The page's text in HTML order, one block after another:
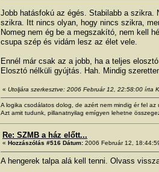
Jobb hatásfokú az égés. Stabilabb a szikra.
szikra. Itt nincs olyan, hogy nincs szikra,
Nomeg nem ég be a megszakító, nem kell
csupa szép és vidám lesz az élet vele.
Ennél már csak az a jobb, ha a teljes
Elosztó nélküli gyújtás. Hah. Mindig
« Utoljára szerkesztve: 2006 Február 12, 22:58:00 írta
A logika csodálatos dolog, de azért nem mindig ér fel
Azt amit tudunk, pillanatnyilag emígyen lehetne
Re: SZMB a ház előtt...
« Hozzászólás #516 Dátum: 2006 Február 12,
A hengerek talpa alá kell tenni. Olvass